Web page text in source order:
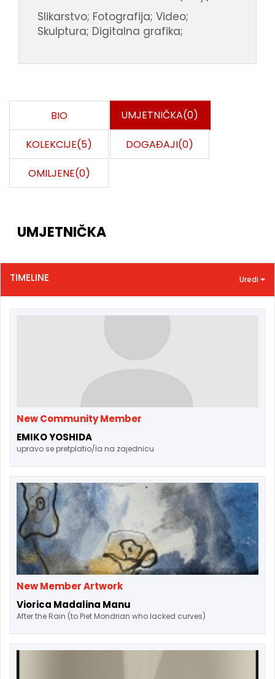
Slikarstvo; Fotografija; Video;
Skulptura; Digitalna grafika;
BIO UMJETNIČKA(0)
KOLEKCIJE(5) DOGAĐAJI(0)
OMILJENE(0)
UMJETNIČKA
TIMELINE Uredi
New Community Member
EMIKO YOSHIDA
upravo se pretplatio/la na zajednicu
New Member Artwork
Viorica Madalina Manu
After the Rain (to Piet Mondrian who lacked curves)